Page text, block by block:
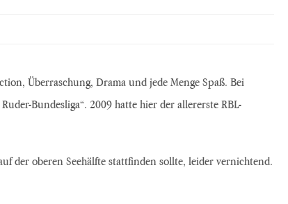
Überraschung, Drama und jede Menge Spaß. Bei
Bundesliga“. 2009 hatte hier der allererste RBL-
der oberen Seehälfte stattfinden sollte, leider vernichtend.